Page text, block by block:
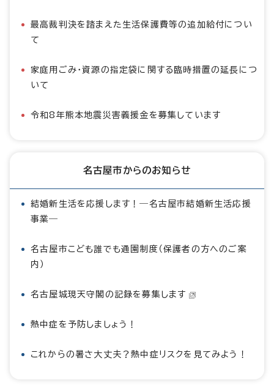
最高裁判決を踏まえた生活保護費等の追加給付につい
て
家庭用ごみ・資源の指定袋に関する臨時措置の延長につ
いて
令和8年熊本地震災害義援金を募集しています
名古屋市からのお知らせ
結婚新生活を応援します！―名古屋市結婚新生活応援
事業―
名古屋市こども誰でも通園制度（保護者の方へのご案
内）
名古屋城現天守閣の記録を募集します
熱中症を予防しましょう！
これからの暑さ大丈夫？熱中症リスクを見てみよう！